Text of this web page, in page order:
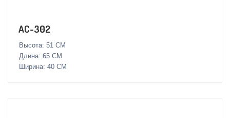
AC-302
Высота: 51 СМ
Длина: 65 СМ
Ширина: 40 СМ